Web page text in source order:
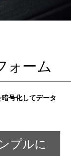
ォーム
号化してデータ
プルに